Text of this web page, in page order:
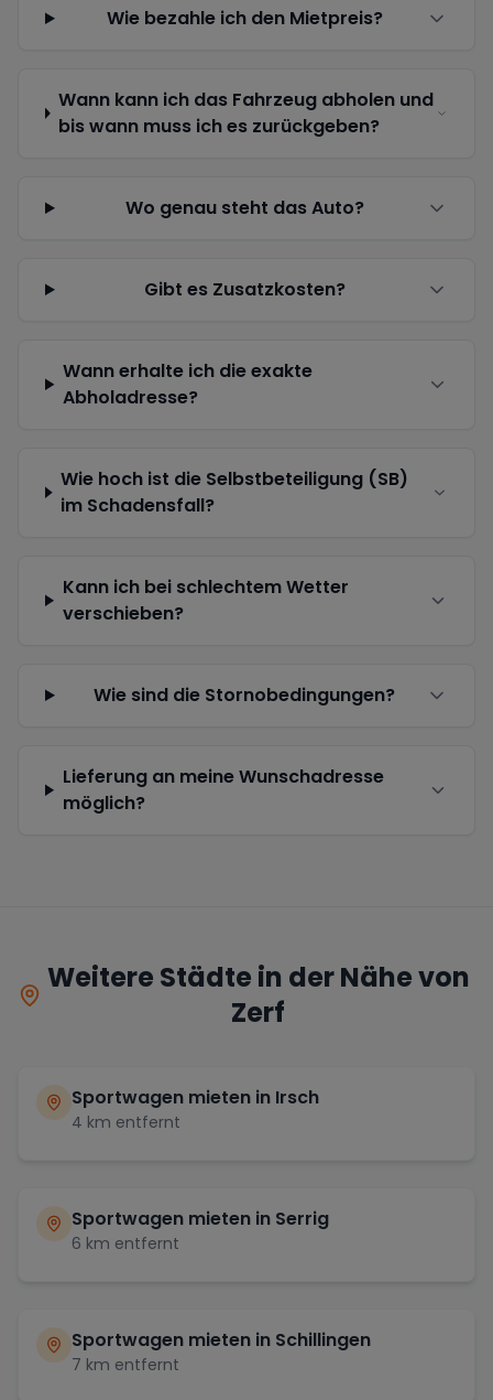
Wie bezahle ich den Mietpreis?
Wann kann ich das Fahrzeug abholen und
bis wann muss ich es zurückgeben?
Wo genau steht das Auto?
Gibt es Zusatzkosten?
Wann erhalte ich die exakte
Abholadresse?
Wie hoch ist die Selbstbeteiligung (SB)
im Schadensfall?
Kann ich bei schlechtem Wetter
verschieben?
Wie sind die Stornobedingungen?
Lieferung an meine Wunschadresse
möglich?
Weitere Städte in der Nähe von
Zerf
Sportwagen mieten in Irsch
4 km entfernt
Sportwagen mieten in Serrig
6 km entfernt
Sportwagen mieten in Schillingen
7 km entfernt